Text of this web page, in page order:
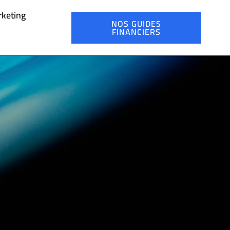
NOS GUIDES
FINANCIERS